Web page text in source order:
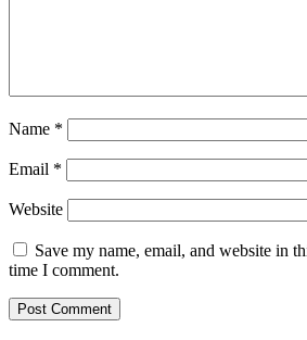
Name *
Email *
Website
Save my name, email, and website in
time I comment.